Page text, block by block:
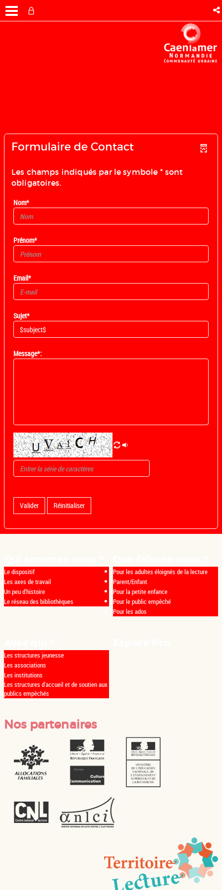
Formulaire de Contact
Les champs indiqués par le symbole * sont
obligatoires.
Nom*
Prénom*
Email*
Sujet*
Message*:
Valider Réinitialiser
Le dispositif
Les axes de travail
Un peu d'histoire
Le réseau des bibliothèques
Pour les adultes éloignés de la lecture
Parent/Enfant
Pour la petite enfance
Pour le public empêché
Pour les ados
Les structures jeunesse
Les associations
Les institutions
Les structures d'accueil et de soutien aux
publics empêchés
Nos partenaires